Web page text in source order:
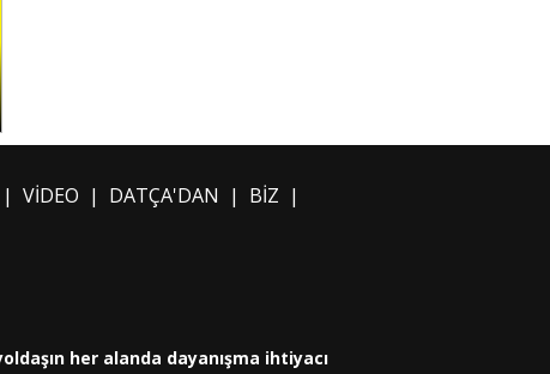
| VİDEO | DATÇA'DAN | BİZ |
her alanda dayanışma ihtiyacı